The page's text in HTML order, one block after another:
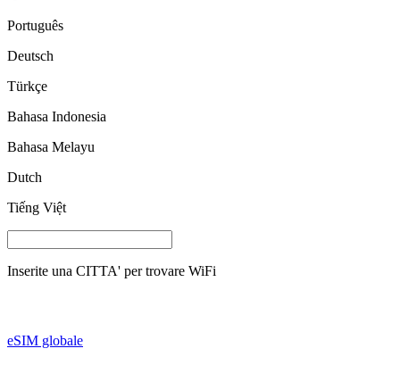
Português
Deutsch
Türkçe
Bahasa Indonesia
Bahasa Melayu
Dutch
Tiếng Việt
Inserite una CITTA' per trovare WiFi
eSIM globale